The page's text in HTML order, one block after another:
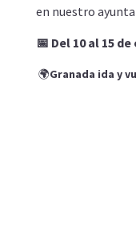
en nuestro
📅 Del 10 al 15
🌍Granada ida y